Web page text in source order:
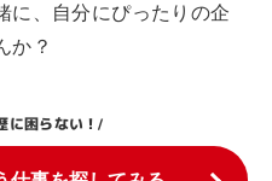
に、自分にぴったりの企
か？
に困らない！/